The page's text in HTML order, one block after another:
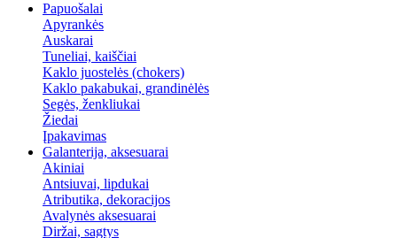
Papuošalai
Apyrankės
Auskarai
Tuneliai, kaiščiai
Kaklo juostelės (chokers)
Kaklo pakabukai, grandinėlės
Segės, ženkliukai
Žiedai
Įpakavimas
Galanterija, aksesuarai
Akiniai
Antsiuvai, lipdukai
Atributika, dekoracijos
Avalynės aksesuarai
Diržai, sagtys